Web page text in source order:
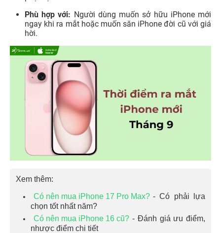
Phù hợp với: Người dùng muốn sở hữu iPhone mới
ngay khi ra mắt hoặc muốn săn iPhone đời cũ với giá
hời.
Xem thêm:
Có nên mua iPhone 17 Pro Max? - Có phải lựa
chọn tốt nhất năm?
Có nên mua iPhone 16 cũ? - Đánh giá ưu điểm,
nhược điểm chi tiết